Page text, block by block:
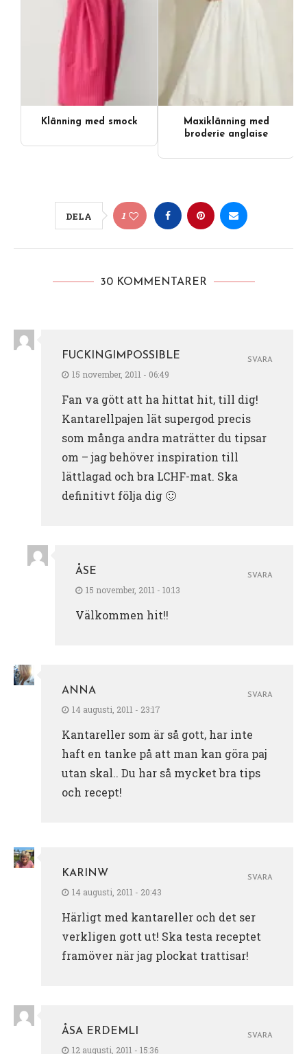
Klänning med smock
Maxiklänning med
broderie anglaise
DELA 1
30 KOMMENTARER
FUCKINGIMPOSSIBLE
15 november, 2011 - 06:49
Fan va gött att ha hittat hit, till dig!
Kantarellpajen lät supergod precis
som många andra maträtter du tipsar
om – jag behöver inspiration till
lättlagad och bra LCHF-mat. Ska
definitivt följa dig 🙂
SVARA
ÅSE
15 november, 2011 - 10:13
Välkommen hit!!
SVARA
ANNA
14 augusti, 2011 - 23:17
Kantareller som är så gott, har inte
haft en tanke på att man kan göra paj
utan skal.. Du har så mycket bra tips
och recept!
SVARA
KARINW
14 augusti, 2011 - 20:43
Härligt med kantareller och det ser
verkligen gott ut! Ska testa receptet
framöver när jag plockat trattisar!
SVARA
ÅSA ERDEMLI
12 augusti, 2011 - 15:36
SVARA